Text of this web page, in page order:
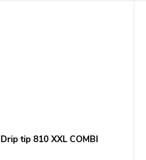
Drip tip 810 XXL COMBI